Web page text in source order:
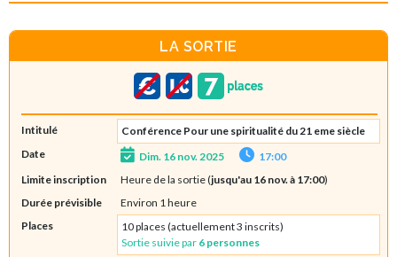
LA SORTIE
Intitulé
Conférence Pour une spiritualité du 21 eme siècle
Date
Dim. 16 nov. 2025
17:00
Limite inscription
Heure de la sortie (jusqu'au 16 nov. à 17:00)
Durée prévisible
Environ 1 heure
Places
10 places (actuellement 3 inscrits)
Sortie suivie par 6 personnes